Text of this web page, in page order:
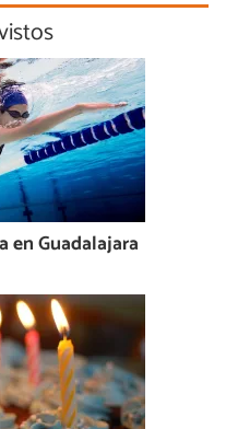
en Guadalajara